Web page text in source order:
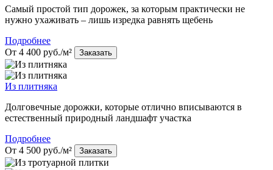
Самый простой тип дорожек, за которым практически не
нужно ухаживать – лишь изредка равнять щебень
Подробнее
От 4 400 руб./м²
Заказать
Из плитняка
Долговечные дорожки, которые отлично вписываются в
естественный природный ландшафт участка
Подробнее
От 4 500 руб./м²
Заказать